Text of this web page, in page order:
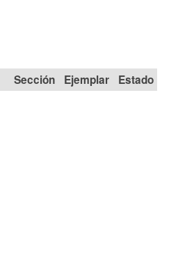
Sección
Estado